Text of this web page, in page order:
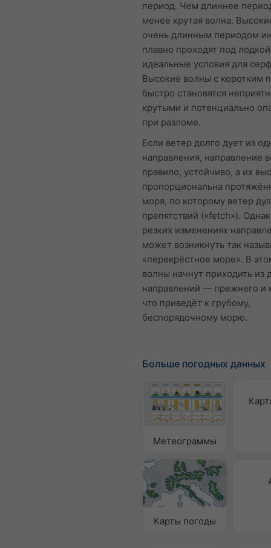
период. Чем длиннее
менее крутая волна.
очень длинным периодом
плавно проходят под
идеальные условия для
Высокие волны с коротким
быстро становятся
крутыми и потенциально
при разломе.
Если ветер долго дует из
направления, направление
правило, устойчиво, а их
пропорциональна
моря, по которому ветер
препятствий («fetch»).
резких изменениях
может возникнуть так
«перекрёстное море». В
волны начнут приходить из
направлений — прежнего и
что приведёт к грубому,
беспорядочному морю.
Больше погодных данных
Метеограммы
Карты погоды